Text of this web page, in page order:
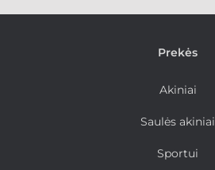
Prekės
Akiniai
Saulės akiniai
Sportui